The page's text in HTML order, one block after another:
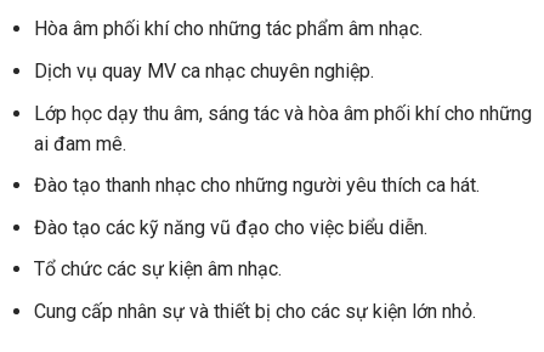
Hòa âm phối khí cho những tác phẩm âm nhạc.
Dịch vụ quay MV ca nhạc chuyên nghiệp.
Lớp học dạy thu âm, sáng tác và hòa âm phối khí cho những
ai đam mê.
Đào tạo thanh nhạc cho những người yêu thích ca hát.
Đào tạo các kỹ năng vũ đạo cho việc biểu diễn.
Tổ chức các sự kiện âm nhạc.
Cung cấp nhân sự và thiết bị cho các sự kiện lớn nhỏ.